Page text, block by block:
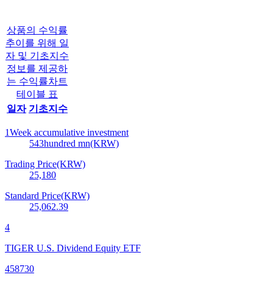
상품의 수익률
추이를 위해 일
자 및 기초지수
정보를 제공하
는 수익률차트
테이블 표
일자 기초지수
1Week accumulative investment
543hundred mn(KRW)
Trading Price(KRW)
25,180
Standard Price(KRW)
25,062.39
4
TIGER U.S. Dividend Equity ETF
458730